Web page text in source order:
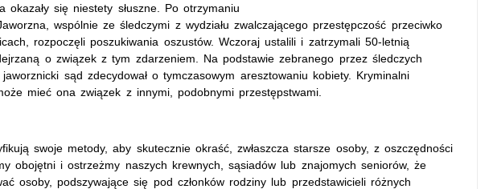
okazały się niestety słuszne. Po otrzymaniu
wspólnie ze śledczymi z wydziału zwalczającego przestępczość przeciwko
rozpoczęli poszukiwania oszustów. Wczoraj ustalili i zatrzymali 50-letnią
o związek z tym zdarzeniem. Na podstawie zebranego przez śledczych
jaworznicki sąd zdecydował o tymczasowym aresztowaniu kobiety. Kryminalni
mieć ona związek z innymi, podobnymi przestępstwami.
swoje metody, aby skutecznie okraść, zwłaszcza starsze osoby, z oszczędności
obojętni i ostrzeżmy naszych krewnych, sąsiadów lub znajomych seniorów, że
osoby, podszywające się pod członków rodziny lub przedstawicieli różnych